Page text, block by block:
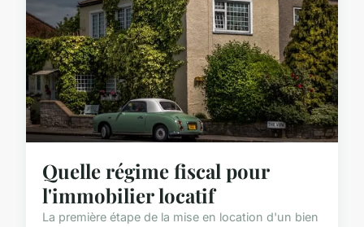
Quelle régime fiscal pour
l'immobilier locatif
La première étape de la mise en location d'un bien